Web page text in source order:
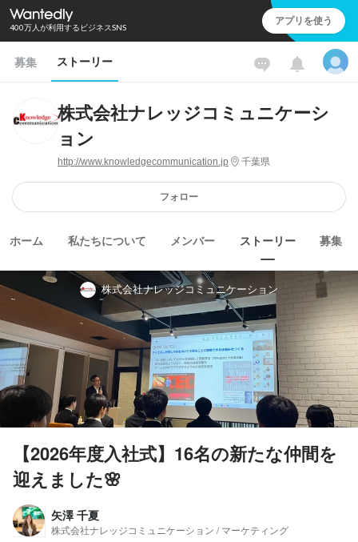
400万人が利用するビジネスSNS アプリを使う
募集 ストーリー
株式会社ナレッジコミュニケーシ
ョン
http://www.knowledgecommunication.jp 千葉県
フォロー
ホーム 私たちについて メンバー ストーリー 募集
株式会社ナレッジコミュニケーション
【2026年度入社式】16名の新たな仲間を
迎えました🌸
矢澤 千夏
株式会社ナレッジコミュニケーション / マーケティング